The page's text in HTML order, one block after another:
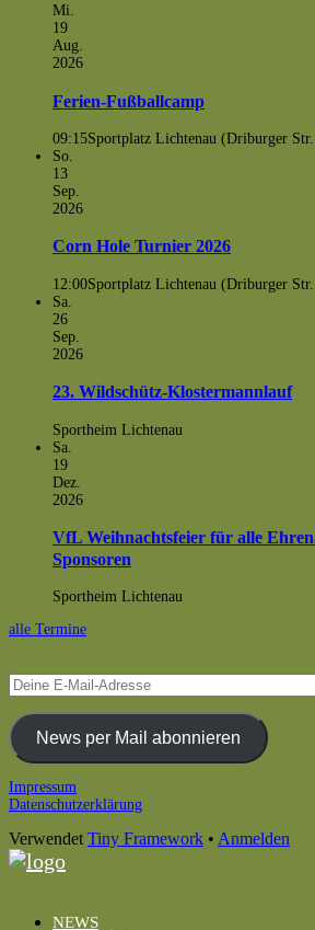
Mi.
19
Aug.
2026
Ferien-Fußballcamp
09:15Sportplatz Lichtenau (Driburger
So.
13
Sep.
2026
Corn Hole Turnier 2026
12:00Sportplatz Lichtenau (Driburger
Sa.
26
Sep.
2026
23. Wildschütz-Klostermannlauf
Sportheim Lichtenau
Sa.
19
Dez.
2026
VfL Weihnachtsfeier für alle
Sponsoren
Sportheim Lichtenau
alle Termine
Deine
E-
Mail-
AdresseNews per Mail abonnieren
Footer
Impressum
Datenschutzerklärung
Verwendet Tiny Framework • Anmelden
NEWS